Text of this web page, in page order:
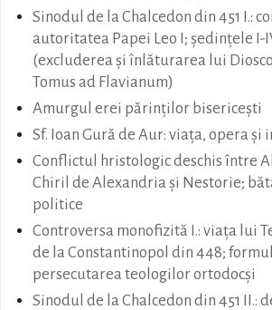
Sinodul de la Chalcedon din 451 I.:
autoritatea Papei Leo I; şedinţele I-
(excluderea şi înlăturarea lui
Tomus ad Flavianum)
Amurgul erei părinţilor bisericeşti
Sf. Ioan Gură de Aur: viaţa, opera
Conflictul hristologic deschis între
Chiril de Alexandria şi Nestorie;
politice
Controversa monofizită I.: viaţa lui
de la Constantinopol din 448;
persecutarea teologilor ortodocşi
Sinodul de la Chalcedon din 451 II.: